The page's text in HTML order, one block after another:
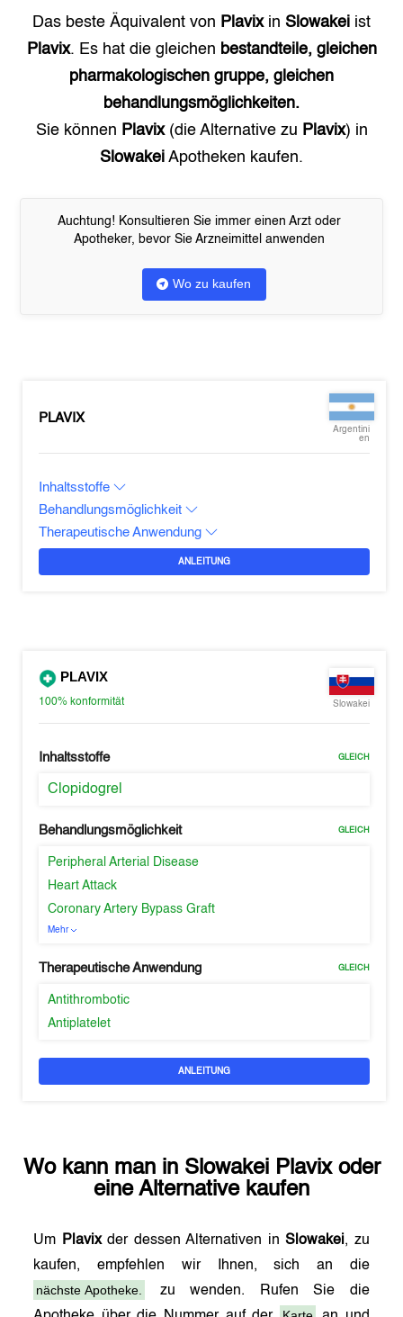
Das beste Äquivalent von Plavixin Slowakei ist
Plavix. Es hat die gleichen bestandteile, gleichen
pharmakologischen gruppe, gleichen
behandlungsmöglichkeiten.
Sie können Plavix(die Alternative zu Plavix) in
Slowakei Apotheken kaufen.
Auchtung! Konsultieren Sie immer einen Arzt oder
Apotheker, bevor Sie Arzneimittel anwenden
Wo zu kaufen
PLAVIX
Argentini
en
Inhaltsstoffe
Behandlungsmöglichkeit
Therapeutische Anwendung
ANLEITUNG
PLAVIX
100% konformität Slowakei
Inhaltsstoffe GLEICH
Clopidogrel
Behandlungsmöglichkeit GLEICH
Peripheral Arterial Disease
Heart Attack
Coronary Artery Bypass Graft
Mehr
Therapeutische Anwendung GLEICH
Antithrombotic
Antiplatelet
ANLEITUNG
Wo kann man in Slowakei Plavixoder
eine Alternative kaufen
Um Plavixder dessen Alternativen inSlowakei, zu
kaufen, empfehlen wir Ihnen, sich an die
nächste Apotheke.
zu wenden. Rufen Sie die